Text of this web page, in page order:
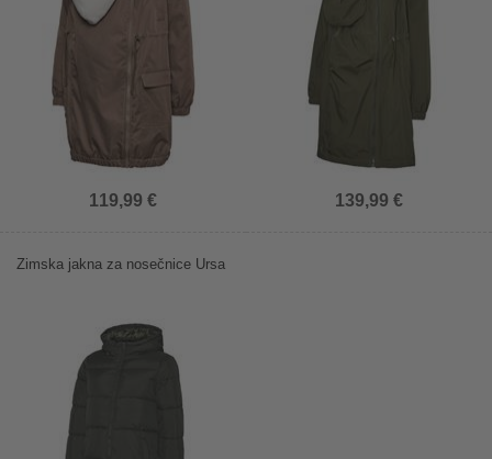
119,99 € 139,99 €
Zimska jakna za nosečnice Ursa